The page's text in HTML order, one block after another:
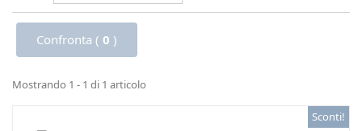
Confronta ( 0 )
Mostrando 1 - 1 di 1 articolo
Sconti!